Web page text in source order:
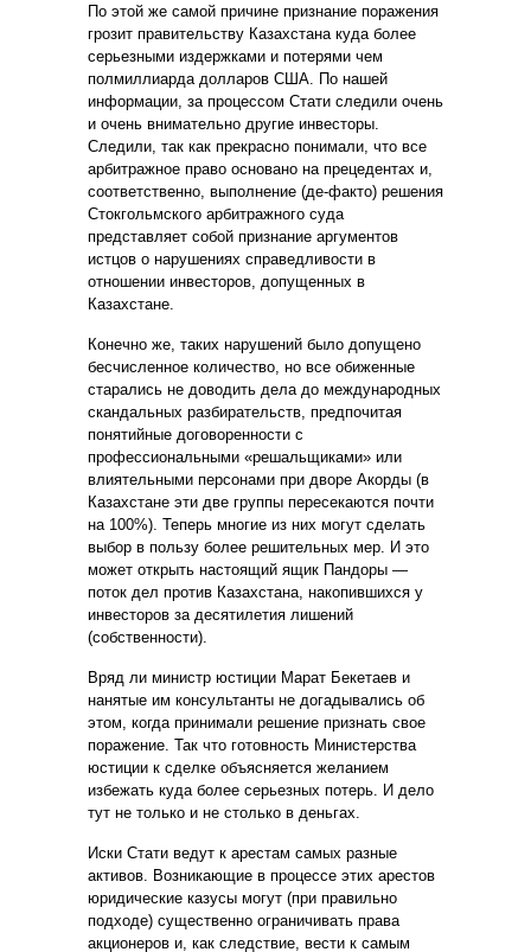
По этой же самой причине признание поражения
грозит правительству Казахстана куда более
серьезными издержками и потерями чем
полмиллиарда долларов США. По нашей
информации, за процессом Стати следили очень
и очень внимательно другие инвесторы.
Следили, так как прекрасно понимали, что все
арбитражное право основано на прецедентах и,
соответственно, выполнение (де-факто) решения
Стокгольмского арбитражного суда
представляет собой признание аргументов
истцов о нарушениях справедливости в
отношении инвесторов, допущенных в
Казахстане.
Конечно же, таких нарушений было допущено
бесчисленное количество, но все обиженные
старались не доводить дела до международных
скандальных разбирательств, предпочитая
понятийные договоренности с
профессиональными «решальщиками» или
влиятельными персонами при дворе Акорды (в
Казахстане эти две группы пересекаются почти
на 100%). Теперь многие из них могут сделать
выбор в пользу более решительных мер. И это
может открыть настоящий ящик Пандоры —
поток дел против Казахстана, накопившихся у
инвесторов за десятилетия лишений
(собственности).
Вряд ли министр юстиции Марат Бекетаев и
нанятые им консультанты не догадывались об
этом, когда принимали решение признать свое
поражение. Так что готовность Министерства
юстиции к сделке объясняется желанием
избежать куда более серьезных потерь. И дело
тут не только и не столько в деньгах.
Иски Стати ведут к арестам самых разные
активов. Возникающие в процессе этих арестов
юридические казусы могут (при правильно
подходе) существенно ограничивать права
акционеров и, как следствие, вести к самым